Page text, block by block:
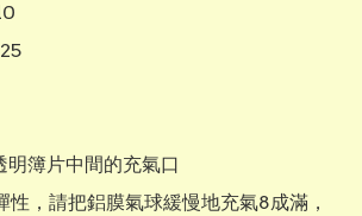
明簿片中間的充氣口
性，請把鋁膜氣球緩慢地充氣8成滿，